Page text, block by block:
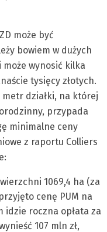
może być
bowiem w dużych
wynosić kilka
tysięcy złotych.
metr działki, na której
przypada
minimalne ceny
z raportu Colliers
1069,4 ha (za
cenę PUM na
idzie roczna opłata za
107 mln zł,